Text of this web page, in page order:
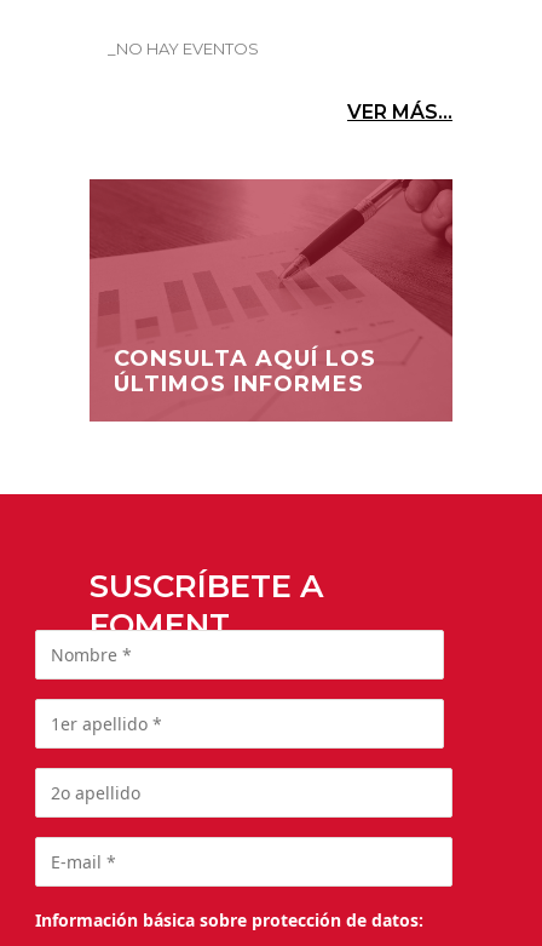
_NO HAY EVENTOS
VER MÁS...
CONSULTA AQUÍ LOS
ÚLTIMOS INFORMES
SUSCRÍBETE A
FOMENT
Información básica sobre protección de datos: